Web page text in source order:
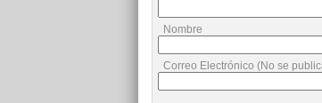
Nombre
Correo Electrónico (No se